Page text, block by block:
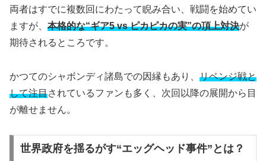
両者はすでに複数回にわたって睨み合い、戦闘を始めてい
ますが、 本格的な“ギア5 vs ピカピカの実”の頂上対決が
期待されるところです。
かつてのシャボンディ諸島での因縁もあり、 リベンジ戦と
して注目されているファンも多く、次回以降の展開から目
が離せません。
世界政府を揺るがす“エッグヘッド事件”とは？